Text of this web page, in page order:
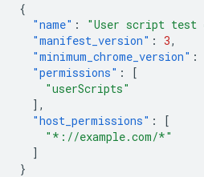
{
"name" : "User script test
"manifest_version" : 3,
"minimum_chrome_version" :
"permissions" :
[
"userScripts"
],
"host_permissions" :
[
"*://example.com/*"
]
}